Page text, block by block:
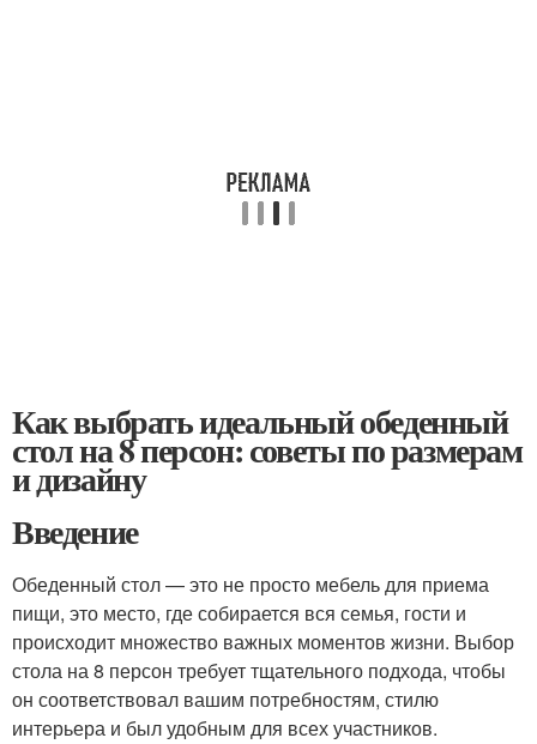
Как выбрать идеальный обеденный
стол на 8 персон: советы по размерам
и дизайну
Введение
Обеденный стол — это не просто мебель для приема
пищи, это место, где собирается вся семья, гости и
происходит множество важных моментов жизни. Выбор
стола на 8 персон требует тщательного подхода, чтобы
он соответствовал вашим потребностям, стилю
интерьера и был удобным для всех участников.